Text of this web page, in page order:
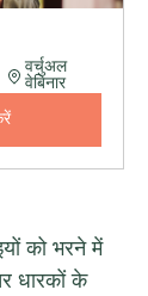
वर्चुअल
वेबिनार
को भरने में
धारकों के